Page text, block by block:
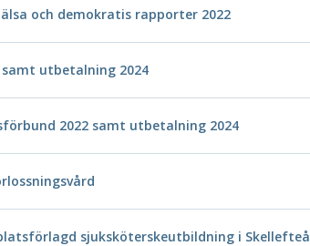
och demokratis rapporter 2022
utbetalning 2024
2022 samt utbetalning 2024
sjuksköterskeutbildning i Skellefteå